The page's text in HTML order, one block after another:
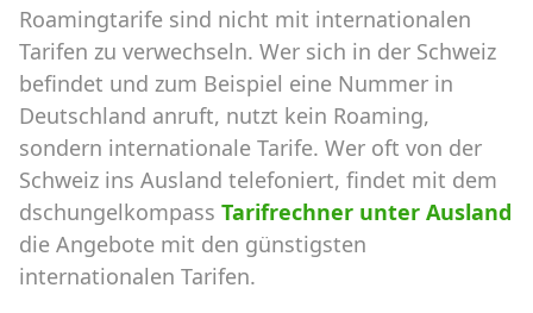
Roamingtarife sind nicht mit internationalen
Tarifen zu verwechseln. Wer sich in der Schweiz
befindet und zum Beispiel eine Nummer in
Deutschland anruft, nutzt kein Roaming,
sondern internationale Tarife. Wer oft von der
Schweiz ins Ausland telefoniert, findet mit dem
dschungelkompass Tarifrechner unter Ausland
die Angebote mit den günstigsten
internationalen Tarifen.